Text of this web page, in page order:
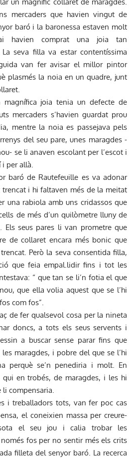
mercaders que havien vingut de
baró i la baronessa estaven molt
havien comprat una joia tan
seva filla va estar contentíssima
van fer avisar el millor pintor
plasmés la noia en un quadre, junt
magnífica joia tenia un defecte de
mercaders s’havien guardat prou
mentre la noia es passejava pels
del seu pare, unes maragdes -
se li anaven escolant per l’escot i
i per allà.
baró de Rautefeuille es va adonar
i hi faltaven més de la meitat
una rabiola amb uns cridassos que
de més d’un quilòmetre lluny de
Els seus pares li van prometre que
de collaret encara més bonic que
Però la seva consentida filla,
que feia empal.lidir fins i tot les
“ que tan se li’n fotia el que
que ella volia aquest que se l’hi
com fos”.
de fer qualsevol cosa per la nineta
doncs, a tots els seus servents i
a buscar sense parar fins que
maragdes, i pobre del que se l’hi
perquè se’n penediria i molt. En
en trobés, de maragdes, i les hi
li compensaria.
i treballadors tots, van fer poc cas
el coneixien massa per creure-
el seu jou i calia trobar les
fos per no sentir més els crits
filleta del senyor baró. La recerca